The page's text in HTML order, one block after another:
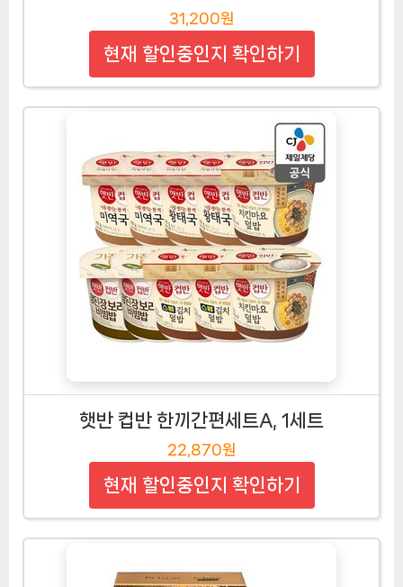
31,200원
현재 할인중인지 확인하기
햇반 컵반 한끼간편세트A, 1세트
22,870원
현재 할인중인지 확인하기